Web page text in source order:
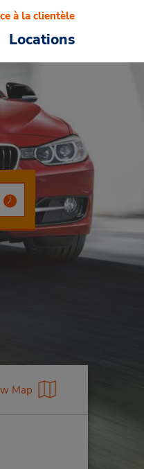
Locations
à la clientèle
Map